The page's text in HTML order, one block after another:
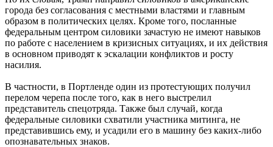
города без согласования с местными властями и главным
образом в политических целях. Кроме того, посланные
федеральным центром силовики зачастую не имеют навыков
по работе с населением в кризисных ситуациях, и их действия
в основном приводят к эскалации конфликтов и росту
насилия.
В частности, в Портленде один из протестующих получил
перелом черепа после того, как в него выстрелил
представитель спецотряда. Также был случай, когда
федеральные силовики схватили участника митинга, не
представившись ему, и усадили его в машину без каких-либо
опознавательных знаков.